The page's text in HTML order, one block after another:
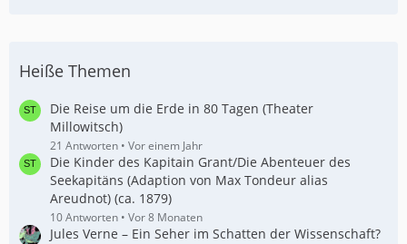
Heiße Themen
Die Reise um die Erde in 80 Tagen (Theater
Millowitsch)
21 Antworten Vor einem Jahr
Die Kinder des Kapitain Grant/Die Abenteuer des
Seekapitäns (Adaption von Max Tondeur alias
Areudnot) (ca. 1879)
10 Antworten Vor 8 Monaten
Jules Verne – Ein Seher im Schatten der Wissenschaft?